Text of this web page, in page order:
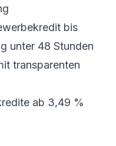
bis
unter 48 Stunden
transparenten
ab 3,49 %